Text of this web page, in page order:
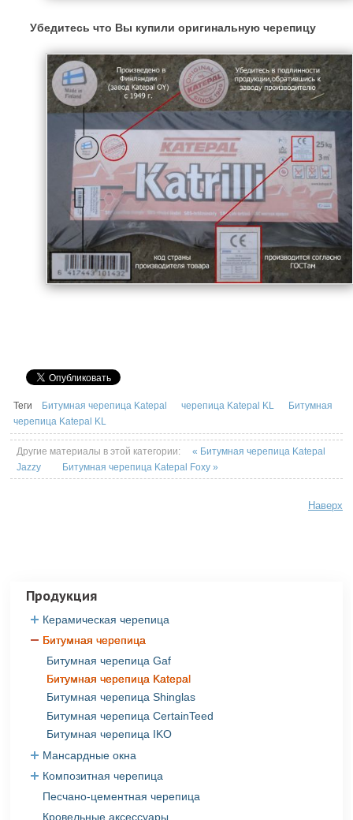
Убедитесь что Вы купили оригинальную черепицу
Теги Битумная черепица Katepal черепица Katepal KL
Битумная
черепица Katepal KL
Другие материалы в этой категории:
« Битумная черепица Katepal
Jazzy
Битумная черепица Katepal Foxy »
Наверх
Продукция
Керамическая черепица
Керамическая черепица Roben
Керамическая черепица Creaton
Керамическая черепица Tondach
Керамическая черепица Jacobi
Битумная черепица
Битумная черепица Gaf
Битумная черепица Katepal
Битумная черепица Shinglas
Битумная черепица CertainTeed
Битумная черепица IKO
Мансардные окна
Мансардные окна Fakro
Композитная черепица
Композитная черепица Evertile
Песчано-цементная черепица
Кровельные аксессуары